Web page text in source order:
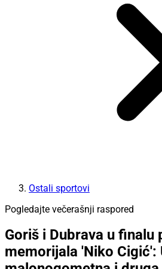
Ostali sportovi
Pogledajte večerašnji raspored
Goriš i Dubrava u finalu
memorijala 'Niko Cigić':